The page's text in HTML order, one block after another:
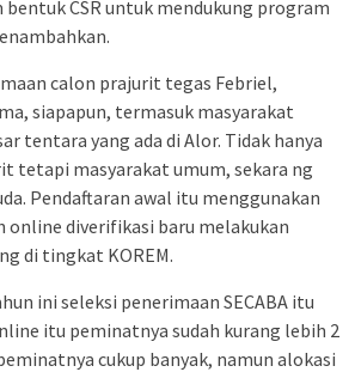
CSR untuk mendukung program
calon prajurit tegas Febriel,
siapapun, termasuk masyarakat
tentara yang ada di Alor. Tidak hanya
tetapi masyarakat umum, sekara ng
Pendaftaran awal itu menggunakan
online diverifikasi baru melakukan
di tingkat KOREM.
ini seleksi penerimaan SECABA itu
itu peminatnya sudah kurang lebih 2
cukup banyak, namun alokasi